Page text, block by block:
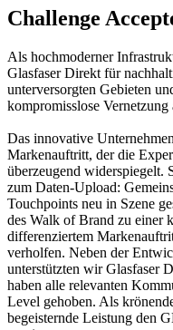
Challenge
Als hochmoderner
Glasfaser Direkt für
unterversorgten Gebieten
kompromisslose Vernetzung
Das innovative
Markenauftritt, der die
überzeugend widerspiegelt.
zum Daten-Upload:
Touchpoints neu in Szene
des Walk of Brand zu einer
differenziertem
verholfen. Neben der
unterstützten wir Glasfaser
haben alle relevanten
Level gehoben. Als
begeisternde Leistung den